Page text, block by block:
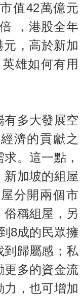
值42萬億元
，港股全年
，高於新加
雄如何有用
多大發展空
濟的貢獻之
。這一點，
加坡的組屋
分開兩個市
稱組屋，另
8成的民眾擁
到歸屬感；私
更多的資金流
力，也可增加